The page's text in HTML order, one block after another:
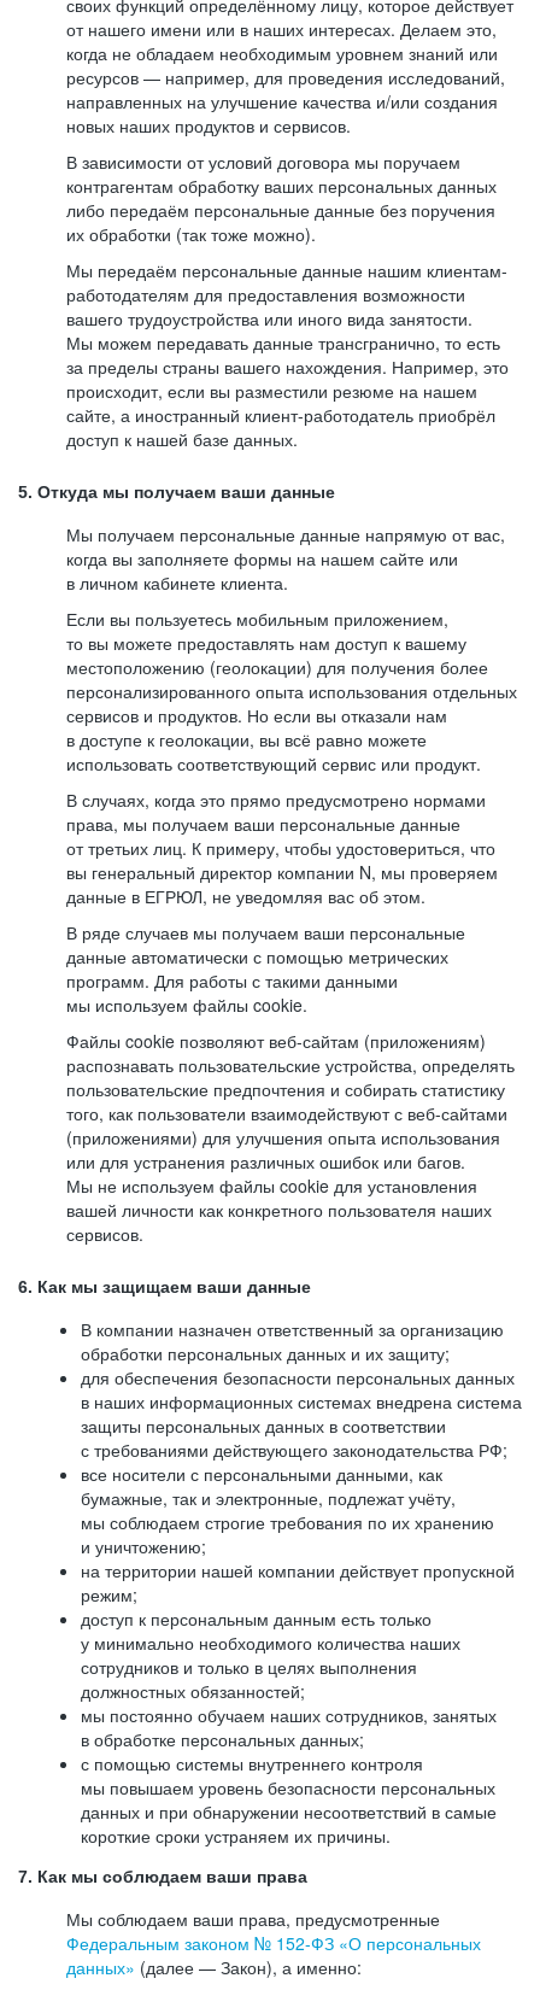
своих функций определённому лицу, которое действует
от нашего имени или в наших интересах. Делаем это,
когда не обладаем необходимым уровнем знаний или
ресурсов — например, для проведения исследований,
направленных на улучшение качества и/или создания
новых наших продуктов и сервисов.
В зависимости от условий договора мы поручаем
контрагентам обработку ваших персональных данных
либо передаём персональные данные без поручения
их обработки (так тоже можно).
Мы передаём персональные данные нашим клиентам-
работодателям для предоставления возможности
вашего трудоустройства или иного вида занятости.
Мы можем передавать данные трансгранично, то есть
за пределы страны вашего нахождения. Например, это
происходит, если вы разместили резюме на нашем
сайте, а иностранный клиент-работодатель приобрёл
доступ к нашей базе данных.
5. Откуда мы получаем ваши данные
Мы получаем персональные данные напрямую от вас,
когда вы заполняете формы на нашем сайте или
в личном кабинете клиента.
Если вы пользуетесь мобильным приложением,
то вы можете предоставлять нам доступ к вашему
местоположению (геолокации) для получения более
персонализированного опыта использования отдельных
сервисов и продуктов. Но если вы отказали нам
в доступе к геолокации, вы всё равно можете
использовать соответствующий сервис или продукт.
В случаях, когда это прямо предусмотрено нормами
права, мы получаем ваши персональные данные
от третьих лиц. К примеру, чтобы удостовериться, что
вы генеральный директор компании N, мы проверяем
данные в ЕГРЮЛ, не уведомляя вас об этом.
В ряде случаев мы получаем ваши персональные
данные автоматически с помощью метрических
программ. Для работы с такими данными
мы используем файлы cookie.
Файлы cookie позволяют веб-сайтам (приложениям)
распознавать пользовательские устройства, определять
пользовательские предпочтения и собирать статистику
того, как пользователи взаимодействуют с веб-сайтами
(приложениями) для улучшения опыта использования
или для устранения различных ошибок или багов.
Мы не используем файлы cookie для установления
вашей личности как конкретного пользователя наших
сервисов.
6. Как мы защищаем ваши данные
В компании назначен ответственный за организацию
обработки персональных данных и их защиту;
для обеспечения безопасности персональных данных
в наших информационных системах внедрена система
защиты персональных данных в соответствии
с требованиями действующего законодательства РФ;
все носители с персональными данными, как
бумажные, так и электронные, подлежат учёту,
мы соблюдаем строгие требования по их хранению
и уничтожению;
на территории нашей компании действует пропускной
режим;
доступ к персональным данным есть только
у минимально необходимого количества наших
сотрудников и только в целях выполнения
должностных обязанностей;
мы постоянно обучаем наших сотрудников, занятых
в обработке персональных данных;
с помощью системы внутреннего контроля
мы повышаем уровень безопасности персональных
данных и при обнаружении несоответствий в самые
короткие сроки устраняем их причины.
7. Как мы соблюдаем ваши права
Мы соблюдаем ваши права, предусмотренные
Федеральным законом № 152-ФЗ «О персональных
данных» (далее — Закон), а именно: